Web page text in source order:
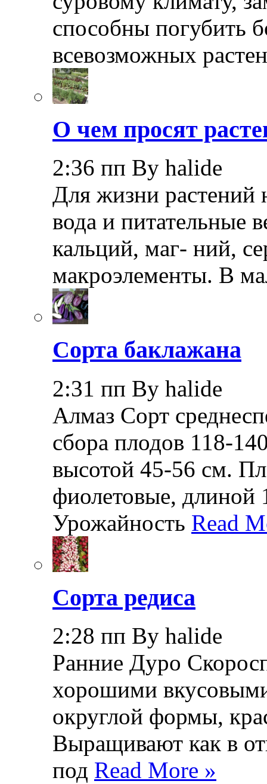
способны погубить
всевозможных
О чем просят
2:36 пп By halide
Для жизни растений
вода и питательные
кальций, маг- ний,
макроэлементы. В
Сорта баклажана
2:31 пп By halide
Алмаз Сорт
сбора плодов 118-
высотой 45-56 см.
фиолетовые, длиной
Урожайность Read
Сорта редиса
2:28 пп By halide
Ранние Дуро
хорошими
округлой формы,
Выращивают как в
под Read More »